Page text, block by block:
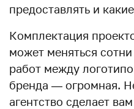
предоставлять и
Комплектация
может меняться
работ между
бренда — огромная.
агентство сделает